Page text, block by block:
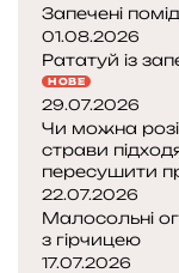
я
р
н
и
м
и
Запечені
01.08.2026
Рататуй із
НОВЕ
29.07.2026
Чи можна
страви
пересушити
22.07.2026
Малосольні
з гірчицею
17.07.2026